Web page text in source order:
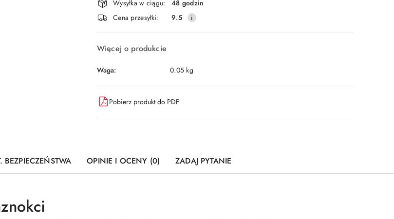
i
dostawa
Wysyłka w ciągu:
48 godzin
Cena przesyłki:
9.5
Więcej o produkcie
Waga: 0.05 kg
Pobierz produkt do PDF
BEZPIECZEŃSTWA OPINIE I OCENY (0) ZADAJ PYTANIE